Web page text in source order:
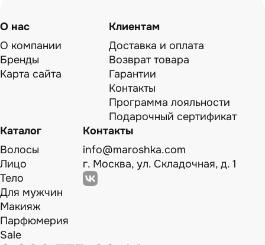
О нас
О компании
Бренды
Карта сайта
Клиентам
Доставка и оплата
Возврат товара
Гарантии
Контакты
Программа лояльности
Подарочный сертификат
Каталог
Волосы
Лицо
Тело
Для мужчин
Макияж
Парфюмерия
Sale
Контакты
info@maroshka.com
г. Москва, ул. Складочная, д. 1